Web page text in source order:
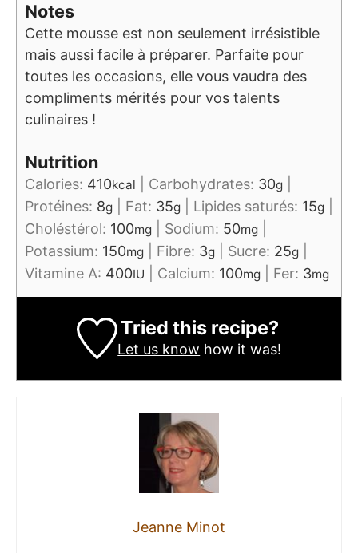
Notes
Cette mousse est non seulement irrésistible
mais aussi facile à préparer. Parfaite pour
toutes les occasions, elle vous vaudra des
compliments mérités pour vos talents
culinaires !
Nutrition
Calories: 410kcal Carbohydrates: 30g
Protéines: 8g Fat: 35g Lipides saturés: 15g
Choléstérol: 100mg Sodium: 50mg
Potassium: 150mg Fibre: 3g Sucre: 25g
Vitamine A: 400IU Calcium: 100mg Fer: 3mg
Tried this recipe?
Let us know how it was!
Jeanne Minot